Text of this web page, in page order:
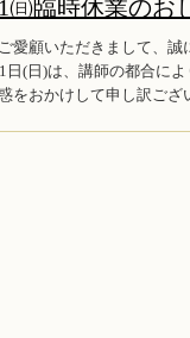
㈰臨時休業のお
愛顧いただきまして、
日(日)は、講師の都合に
をおかけして申し訳ご